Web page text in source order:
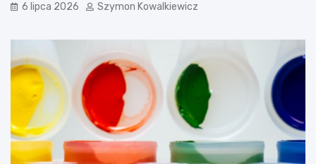
6 lipca 2026 Szymon Kowalkiewicz